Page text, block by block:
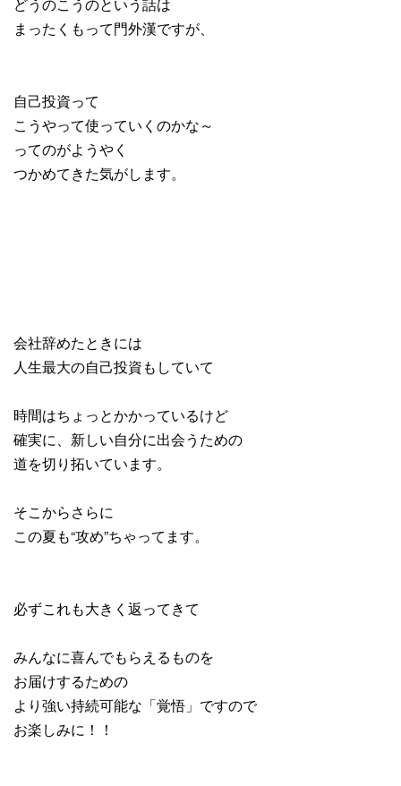
まったくもって門外漢ですが、
自己投資って
こうやって使っていくのかな～
ってのがようやく
つかめてきた気がします。
会社辞めたときには
人生最大の自己投資もしていて
時間はちょっとかかっているけど
確実に、新しい自分に出会うための
道を切り拓いています。
そこからさらに
この夏も“攻め”ちゃってます。
必ずこれも大きく返ってきて
みんなに喜んでもらえるものを
お届けするための
より強い持続可能な「覚悟」ですので
お楽しみに！！